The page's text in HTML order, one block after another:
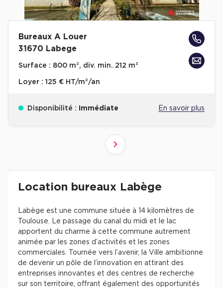
Bureaux A Louer
31670 Labege
Surface : 800 m², div. min. 212 m²
Loyer : 125 € HT/m²/an
Disponibilité : Immédiate En savoir plus
Suivant
Revenir à l'accueil -
Location bureaux Labège
Labège est une commune située à 14 kilomètres de
Toulouse. Le passage du canal du midi et le lac
apportent du charme à cette commune autrement
animée par les zones d’activités et les zones
commerciales. Tournée vers l’avenir, la Ville ambitionne
de devenir un pôle de l’innovation en attirant des
entreprises innovantes et des centres de recherche
sur son territoire, offrant également des opportunités